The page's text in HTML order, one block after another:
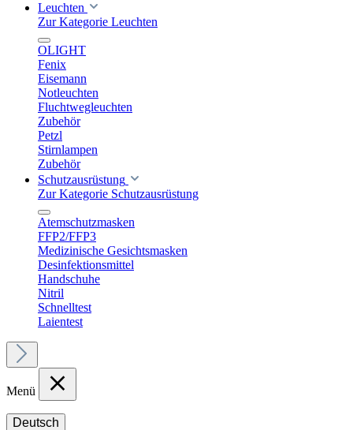
Leuchten
Zur Kategorie Leuchten
OLIGHT
Fenix
Eisemann
Notleuchten
Fluchtwegleuchten
Zubehör
Petzl
Stirnlampen
Zubehör
Schutzausrüstung
Zur Kategorie Schutzausrüstung
Atemschutzmasken
FFP2/FFP3
Medizinische Gesichtsmasken
Desinfektionsmittel
Handschuhe
Nitril
Schnelltest
Laientest
Menü
Deutsch